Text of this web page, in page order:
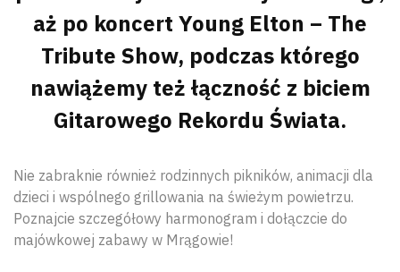
aż po koncert Young Elton – The
Tribute Show, podczas którego
nawiążemy też łączność z biciem
Gitarowego Rekordu Świata.
Nie zabraknie również rodzinnych pikników, animacji dla
dzieci i wspólnego grillowania na świeżym powietrzu.
Poznajcie szczegółowy harmonogram i dołączcie do
majówkowej zabawy w Mrągowie!